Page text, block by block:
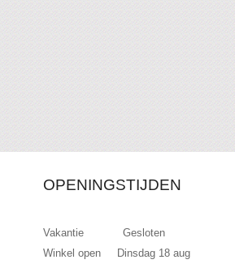
OPENINGSTIJDEN
Vakantie Gesloten
Winkel open Dinsdag 18 aug